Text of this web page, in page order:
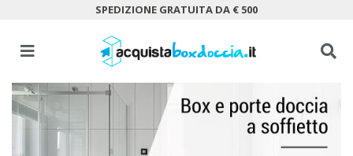
SPEDIZIONE GRATUITA DA € 500